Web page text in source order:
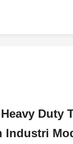
Duty
Industri